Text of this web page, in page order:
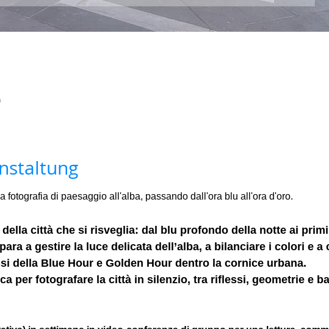
fotografia di paesaggio all'alba, passando dall'ora blu all'ora d'oro.
della città che si risveglia: dal blu profondo della notte ai
a gestire la luce delicata dell’alba, a bilanciare i colori e a
della Blue Hour e Golden Hour dentro la cornice urbana.
per fotografare la città in silenzio, tra riflessi, geometrie e